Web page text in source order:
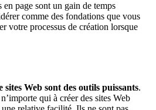
en page sont un gain de temps
comme des fondations que vous
votre processus de création lorsque
sites Web sont des outils puissants.
qui à créer des sites Web